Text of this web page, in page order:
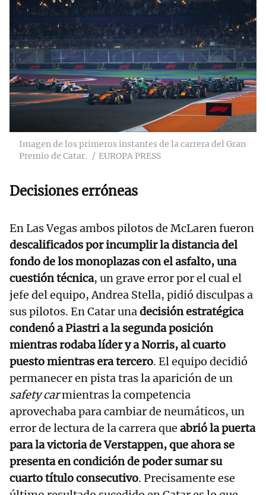
Imagen de los primeros instantes de la carrera del Gran
Premio de Catar.
EUROPA PRESS
Decisiones erróneas
En Las Vegas ambos pilotos de McLaren fueron
descalificados por incumplir la distancia del
fondo de los monoplazas con el asfalto, una
cuestión técnica, un grave error por el cual el
jefe del equipo, Andrea Stella, pidió disculpas a
sus pilotos. En Catar unadecisión estratégica
condenó a Piastri a la segunda posición
mientras rodaba líder y a Norris, al cuarto
puesto mientras era tercero. El equipo decidió
permanecer en pista tras la aparición de un
safety carmientras la competencia
aprovechaba para cambiar de neumáticos, un
error de lectura de la carrera que abrió la puerta
para la victoria de Verstappen, que ahora se
presenta en condición de poder sumar su
cuarto título consecutivo. Precisamente ese